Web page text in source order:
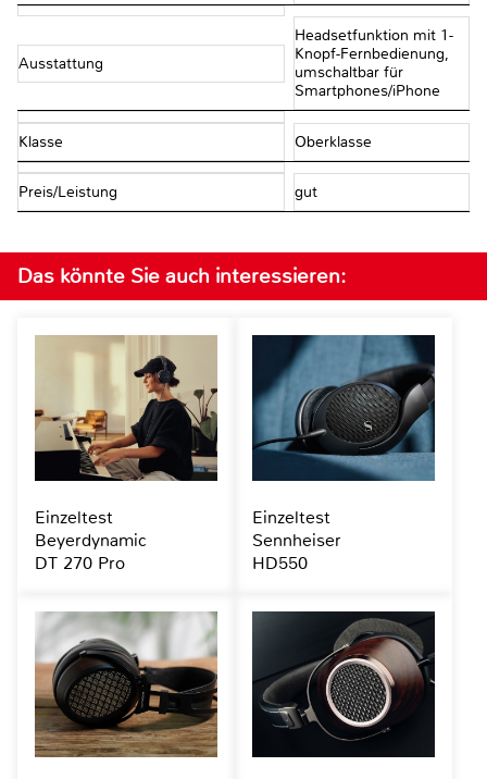
Ausstattung
Headsetfunktion mit 1-
Knopf-Fernbedienung,
umschaltbar für
Smartphones/iPhone
Klasse Oberklasse
Preis/Leistung gut
Das könnte Sie auch interessieren:
Einzeltest
Beyerdynamic
DT 270 Pro
Einzeltest
Sennheiser
HD550